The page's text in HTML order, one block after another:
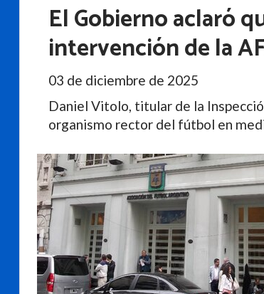
El Gobierno aclaró
intervención de la
Daniel Vitolo, titular de la
organismo rector del fútbol en
03 de diciembre de 2025